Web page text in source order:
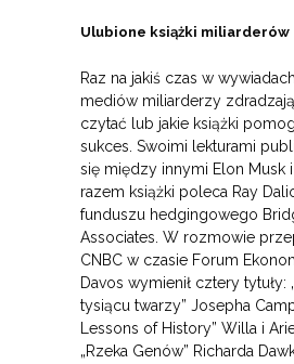
Ulubione książki miliarderów
Raz na jakiś czas w
mediów miliarderzy
czytać lub jakie książki
sukces. Swoimi lekturami
się między innymi Elon Musk
razem książki poleca Ray
funduszu hedgingowego
Associates. W rozmowie
CNBC w czasie Forum
Davos wymienił cztery tytuły:
tysiącu twarzy” Josepha
Lessons of History” Willa i
„Rzeka Genów” Richarda